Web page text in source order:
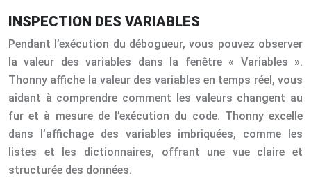
INSPECTION DES VARIABLES
Pendant l’exécution du débogueur, vous pouvez observer
la valeur des variables dans la fenêtre « Variables ».
Thonny affiche la valeur des variables en temps réel, vous
aidant à comprendre comment les valeurs changent au
fur et à mesure de l’exécution du code. Thonny excelle
dans l’affichage des variables imbriquées, comme les
listes et les dictionnaires, offrant une vue claire et
structurée des données.